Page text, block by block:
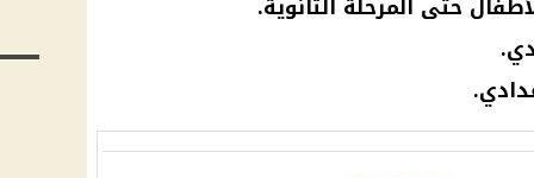
حتى المرحلة الثانوية.